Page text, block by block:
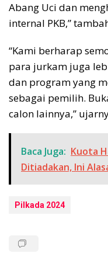
Abang Uci dan
internal PKB,”
“Kami berharap
para jurkam juga
dan program yang
sebagai pemilih.
calon lainnya,”
Baca Juga: Kuota
Ditiadakan, Ini
Pilkada 2024